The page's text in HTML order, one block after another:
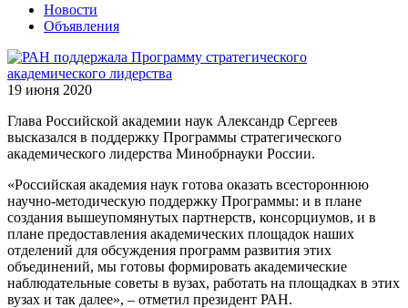
Новости
Объявления
19 июня 2020
Глава Российской академии наук Александр Сергеев
высказался в поддержку Программы стратегического
академического лидерства Минобрнауки России.
«Российская академия наук готова оказать всестороннюю
научно-методическую поддержку Программы: и в плане
создания вышеупомянутых партнерств, консорциумов, и в
плане предоставления академических площадок наших
отделений для обсуждения программ развития этих
объединений, мы готовы формировать академические
наблюдательные советы в вузах, работать на площадках в этих
вузах и так далее», – отметил президент РАН.